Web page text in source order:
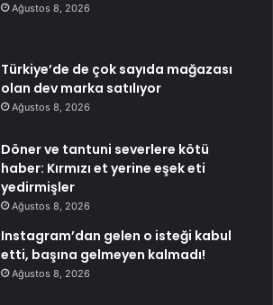
Ağustos 8, 2026
Türkiye’de de çok sayıda mağazası
olan dev marka satılıyor
Ağustos 8, 2026
Döner ve tantuni severlere kötü
haber: Kırmızı et yerine eşek eti
yedirmişler
Ağustos 8, 2026
Instagram’dan gelen o isteği kabul
etti, başına gelmeyen kalmadı!
Ağustos 8, 2026